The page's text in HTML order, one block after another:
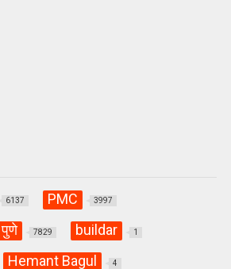
6137 PMC 3997
पुणे 7829 buildar 1
Hemant Bagul 4